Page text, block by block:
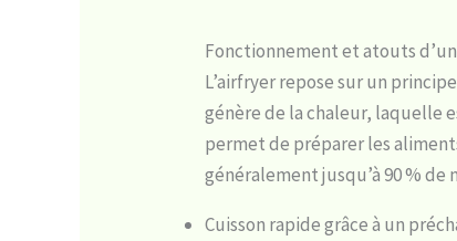
Fonctionnement et atouts
L’airfryer repose sur un
génère de la chaleur, laquelle
permet de préparer les
généralement jusqu’à 90 %
Cuisson rapide grâce à un